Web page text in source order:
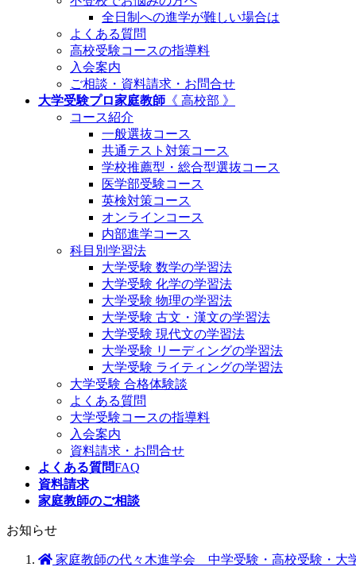
全日制への進学が難しい場合は
よくある質問
高校受験コースの指導料
入会案内
ご相談・資料請求・お問合せ
大学受験プロ家庭教師 《 高校部 》
コース紹介
一般選抜コース
共通テスト対策コース
学校推薦型・総合型選抜コース
医学部受験コース
英検対策コース
オンラインコース
内部進学コース
科目別学習法
大学受験 数学の学習法
大学受験 化学の学習法
大学受験 物理の学習法
大学受験 古文・漢文の学習法
大学受験 現代文の学習法
大学受験 リーディングの学習法
大学受験 ライティングの学習法
大学受験 合格体験談
よくある質問
大学受験コースの指導料
入会案内
資料請求・お問合せ
よくある質問FAQ
資料請求
家庭教師のご相談
お知らせ
家庭教師の代々木進学会 中学受験・高校受験・大